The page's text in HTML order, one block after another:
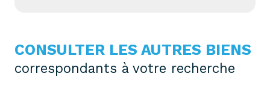
CONSULTER LES AUTRES BIENS
correspondants à votre recherche